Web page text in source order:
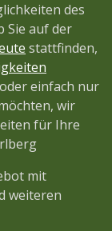
des
Sie auf der
stattfinden,
einfach nur
wir
für Ihre
mit
weiteren